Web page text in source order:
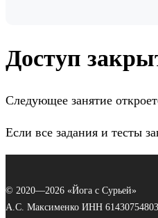
Доступ
Следующее занятие
Если все задания и тесты
© 2020—2026 «Йога с Сурьей»
А.С. Максименко ИНН